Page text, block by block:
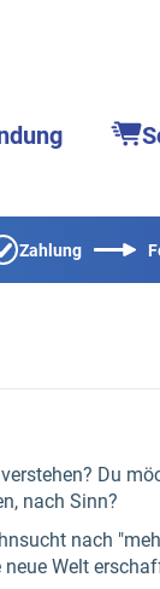
Zahlung
Du
nach Sinn?
nach
Welt